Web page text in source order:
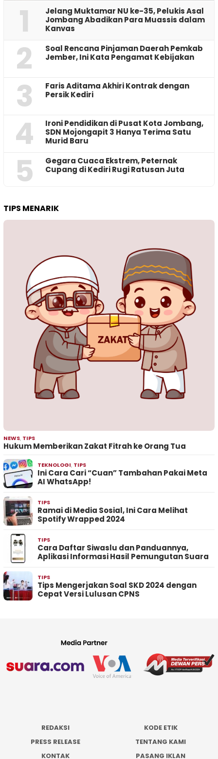
1
Jelang Muktamar NU ke-35, Pelukis Asal
Jombang Abadikan Para Muassis dalam
Kanvas
2
‎Soal Rencana Pinjaman Daerah Pemkab
Jember, Ini Kata Pengamat Kebijakan ‎
3
Faris Aditama Akhiri Kontrak dengan
Persik Kediri
4
Ironi Pendidikan di Pusat Kota Jombang,
SDN Mojongapit 3 Hanya Terima Satu
Murid Baru
5
‎Gegara Cuaca Ekstrem, Peternak
Cupang di Kediri Rugi Ratusan Juta
TIPS MENARIK
NEWS, TIPS
Hukum Memberikan Zakat Fitrah ke Orang Tua
TEKNOLOGI, TIPS
Ini Cara Cari “Cuan” Tambahan Pakai Meta
AI WhatsApp!
TIPS
Ramai di Media Sosial, Ini Cara Melihat
Spotify Wrapped 2024
TIPS
Cara Daftar Siwaslu dan Panduannya,
Aplikasi Informasi Hasil Pemungutan Suara
TIPS
Tips Mengerjakan Soal SKD 2024 dengan
Cepat Versi Lulusan CPNS
REDAKSI
KODE ETIK
PRESS RELEASE
TENTANG KAMI
KONTAK
PASANG IKLAN